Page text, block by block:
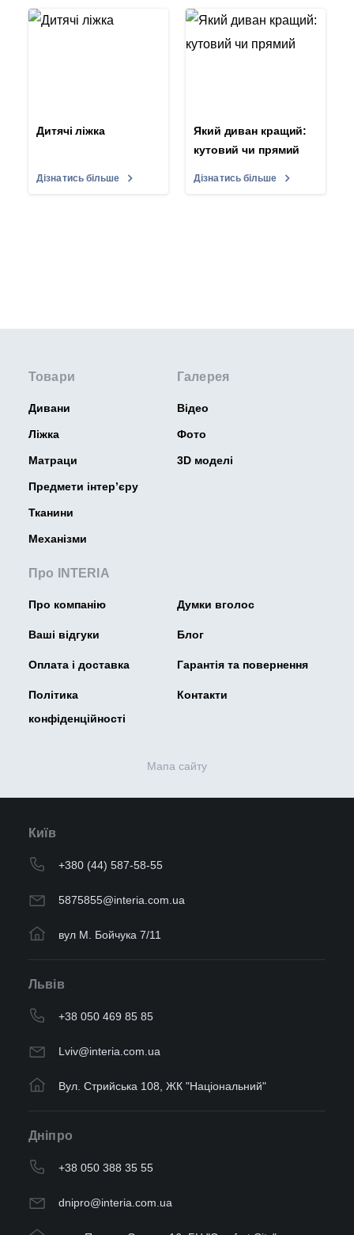
Дитячі ліжка
Дізнатись більше
Який диван кращий:
кутовий чи прямий
Дізнатись більше
Товари
Дивани
Ліжка
Матраци
Предмети інтер’єру
Тканини
Механізми
Про INTERIA
Про компанію Думки вголос
Ваші відгуки Блог
Оплата і доставка Гарантія та повернення
Політика
конфіденційності
Контакти
Галерея
Відео
Фото
3D моделі
Мапа сайту
Київ
+380 (44) 587-58-55
5875855@interia.com.ua
вул М. Бойчука 7/11
Львів
+38 050 469 85 85
Lviv@interia.com.ua
Вул. Стрийська 108, ЖК "Національний"
Дніпро
+38 050 388 35 55
dnipro@interia.com.ua